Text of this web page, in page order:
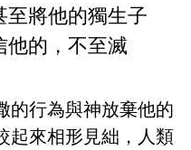
將他的獨生子
他的，不至滅
的行為與神放棄他的
起來相形見絀，人類